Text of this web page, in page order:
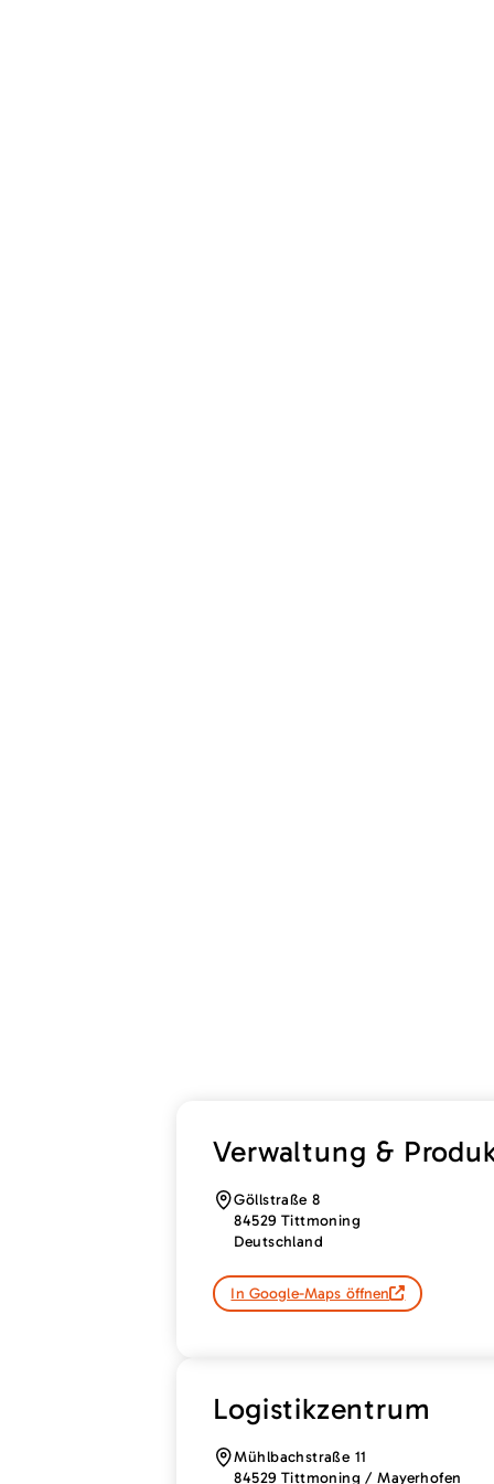
Verwaltung &
Göllstraße 8
84529 Tittmoning
Deutschland
In Google-Maps öffnen
Logistikzentrum
Mühlbachstraße 11
84529 Tittmoning / Mayerhofen